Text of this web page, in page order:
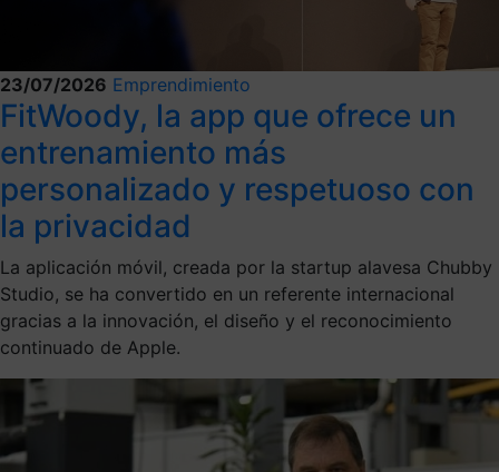
23/07/2026 Emprendimiento
FitWoody, la app que ofrece un
entrenamiento más
personalizado y respetuoso con
la privacidad
La aplicación móvil, creada por la startup alavesa Chubby
Studio, se ha convertido en un referente internacional
gracias a la innovación, el diseño y el reconocimiento
continuado de Apple.